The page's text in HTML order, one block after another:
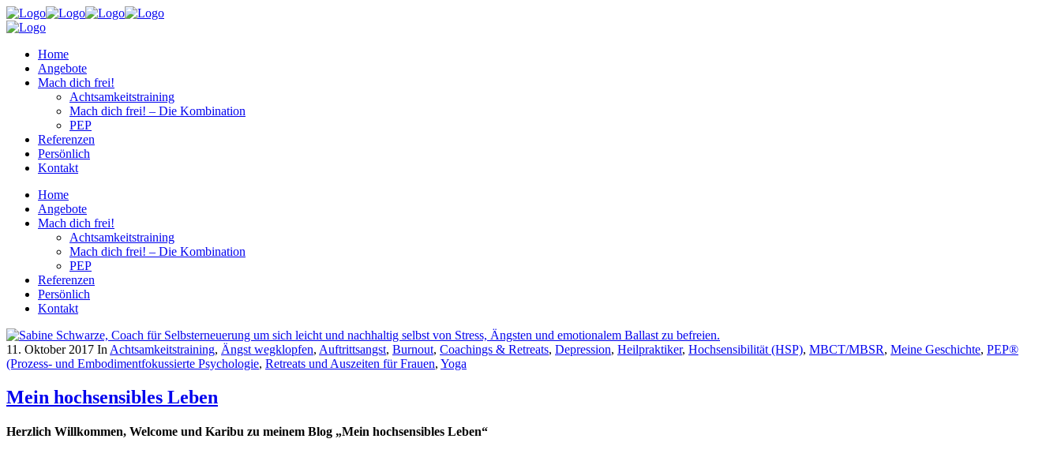
Home
Angebote
Mach dich frei!
Achtsamkeitstraining
Mach dich frei! – Die Kombination
PEP
Referenzen
Persönlich
Kontakt
Home
Angebote
Mach dich frei!
Achtsamkeitstraining
Mach dich frei! – Die Kombination
PEP
Referenzen
Persönlich
Kontakt
11. Oktober 2017 In Achtsamkeitstraining, Ängst wegklopfen, Auftrittsangst, Burnout, Coachings & Retreats, Depression, Heilpraktiker, Hochsensibilität (HSP), MBCT/MBSR, Meine Geschichte, PEP®
(Prozess- und Embodimentfokussierte Psychologie, Retreats und Auszeiten für Frauen, Yoga
Mein hochsensibles Leben
Herzlich Willkommen, Welcome und Karibu zu meinem Blog „Mein hochsensibles Leben“